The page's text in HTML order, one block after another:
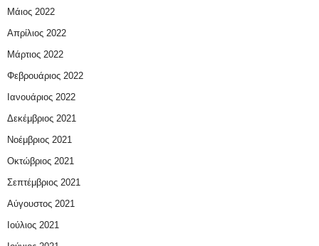
Μάιος 2022
Απρίλιος 2022
Μάρτιος 2022
Φεβρουάριος 2022
Ιανουάριος 2022
Δεκέμβριος 2021
Νοέμβριος 2021
Οκτώβριος 2021
Σεπτέμβριος 2021
Αύγουστος 2021
Ιούλιος 2021